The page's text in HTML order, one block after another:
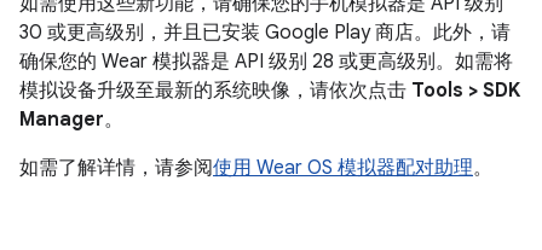
30 或更高级别，并且已安装 Google Play 商店。此外，请
确保您的 Wear 模拟器是 API 级别 28 或更高级别。如需将
模拟设备升级至最新的系统映像，请依次点击 Tools > SDK
Manager。
如需了解详情，请参阅使用 Wear OS 模拟器配对助理。